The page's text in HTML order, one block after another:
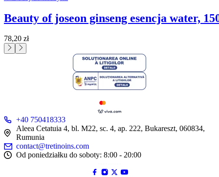
beauty of joseon ginseng esencja water,
78,20 zł
+40 750418333
Aleea Cetatuia 4, bl. M22, sc. 4, ap. 222, Bukareszt, 060834,
Rumunia
contact@tretinoins.com
Od poniedziałku do soboty: 8:00 - 20:00